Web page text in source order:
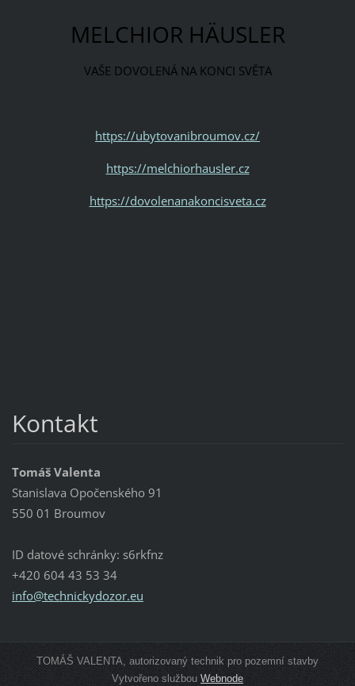
MELCHIOR HÄUSLER
VAŠE DOVOLENÁ NA KONCI SVĚTA
https://ubytovanibroumov.cz/
https://melchiorhausler.cz
https://dovolenanakoncisveta.cz
Kontakt
Tomáš Valenta
Stanislava Opočenského 91
550 01 Broumov
ID datové schránky: s6rkfnz
+420 604 43 53 34
info@technickydozor.eu
TOMÁŠ VALENTA, autorizovaný technik pro pozemní stavby
Vytvořeno službou Webnode